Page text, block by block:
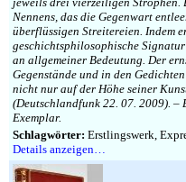
Nennens, das die Gegenwart
überflüssigen Streitereien. Indem
geschichtsphilosophische
an allgemeiner Bedeutung. Der
Gegenstände und in den
nicht nur auf der Höhe seiner
(Deutschlandfunk 22. 07. 2009). –
Exemplar.
Schlagwörter: Erstlingswerk,
Details anzeigen…